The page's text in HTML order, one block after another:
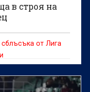
в строя на
от Лига